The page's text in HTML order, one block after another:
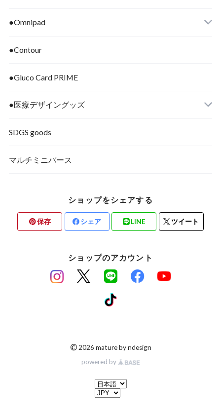
●Omnipad
●Contour
●Gluco Card PRIME
●医療デザイングッズ
SDGS goods
マルチミニパース
ショップをシェアする
保存 シェア LINE ツイート
ショップのアカウント
© 2026 mature by ndesign
powered by